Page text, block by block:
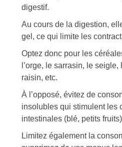
digestif.
Au cours de la digestion,
gel, ce qui limite les
Optez donc pour les
l’orge, le sarrasin, le
raisin, etc.
À l’opposé, évitez de
insolubles qui stimulent les
intestinales (blé, petits
Limitez également la